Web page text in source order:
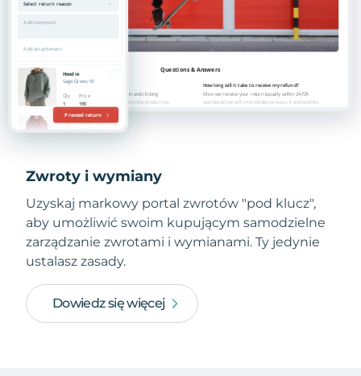
Zwroty i wymiany
Uzyskaj markowy portal zwrotów "pod klucz",
aby umożliwić swoim kupującym samodzielne
zarządzanie zwrotami i wymianami. Ty jedynie
ustalasz zasady.
Dowiedz się więcej